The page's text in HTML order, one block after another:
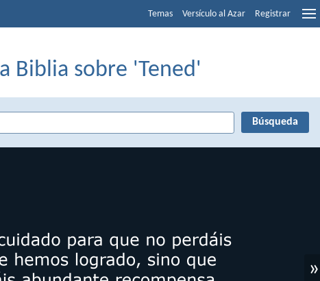
Temas Versículo al Azar Registrar
Biblia sobre 'Tened'
»